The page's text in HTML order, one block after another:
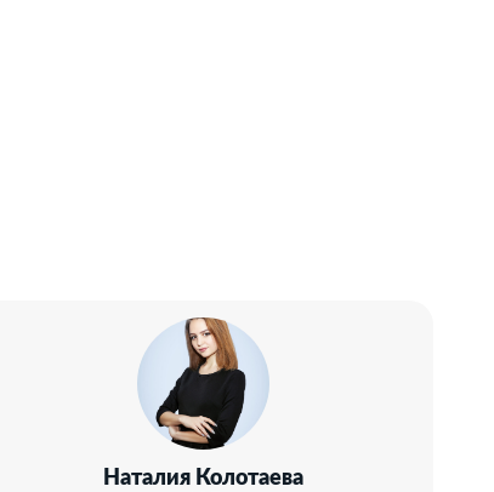
Наталия Колотаева